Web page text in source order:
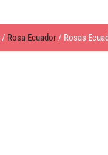
/ Rosa Ecuador/ Rosas